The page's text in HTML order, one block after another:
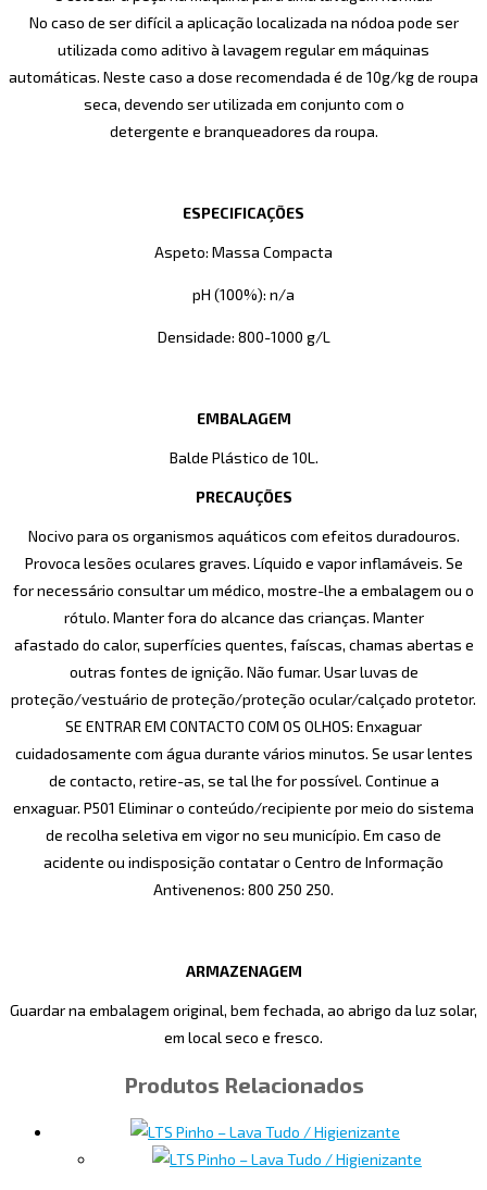
No caso de ser difícil a aplicação localizada na nódoa pode ser
utilizada como aditivo à lavagem regular em máquinas
automáticas. Neste caso a dose recomendada é de 10g/kg de roupa
seca, devendo ser utilizada em conjunto com o
detergente e branqueadores da roupa.
ESPECIFICAÇÕES
Aspeto: Massa Compacta
pH (100%): n/a
Densidade: 800-1000 g/L
EMBALAGEM
Balde Plástico de 10L.
PRECAUÇÕES
Nocivo para os organismos aquáticos com efeitos duradouros.
Provoca lesões oculares graves. Líquido e vapor inflamáveis. Se
for necessário consultar um médico, mostre-lhe a embalagem ou o
rótulo. Manter fora do alcance das crianças. Manter
afastado do calor, superfícies quentes, faíscas, chamas abertas e
outras fontes de ignição. Não fumar. Usar luvas de
proteção/vestuário de proteção/proteção ocular/calçado protetor.
SE ENTRAR EM CONTACTO COM OS OLHOS: Enxaguar
cuidadosamente com água durante vários minutos. Se usar lentes
de contacto, retire-as, se tal lhe for possível. Continue a
enxaguar. P501 Eliminar o conteúdo/recipiente por meio do sistema
de recolha seletiva em vigor no seu município. Em caso de
acidente ou indisposição contatar o Centro de Informação
Antivenenos: 800 250 250.
ARMAZENAGEM
Guardar na embalagem original, bem fechada, ao abrigo da luz solar,
em local seco e fresco.
Produtos Relacionados